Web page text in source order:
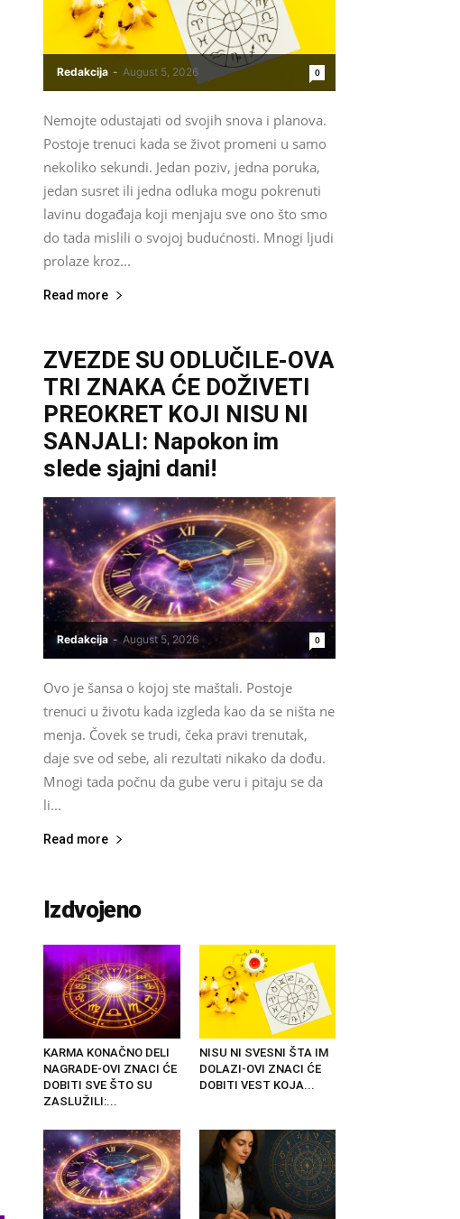
Redakcija - August 5, 2026 0
Nemojte odustajati od svojih snova i planova.
Postoje trenuci kada se život promeni u samo
nekoliko sekundi. Jedan poziv, jedna poruka,
jedan susret ili jedna odluka mogu pokrenuti
lavinu događaja koji menjaju sve ono što smo
do tada mislili o svojoj budućnosti. Mnogi ljudi
prolaze kroz...
Read more
ZVEZDE SU ODLUČILE-OVA
TRI ZNAKA ĆE DOŽIVETI
PREOKRET KOJI NISU NI
SANJALI: Napokon im
slede sjajni dani!
Redakcija - August 5, 2026 0
Ovo je šansa o kojoj ste maštali. Postoje
trenuci u životu kada izgleda kao da se ništa ne
menja. Čovek se trudi, čeka pravi trenutak,
daje sve od sebe, ali rezultati nikako da dođu.
Mnogi tada počnu da gube veru i pitaju se da
li...
Read more
Izdvojeno
KARMA KONAČNO DELI
NAGRADE-OVI ZNACI ĆE
DOBITI SVE ŠTO SU
ZASLUŽILI:...
NISU NI SVESNI ŠTA IM
DOLAZI-OVI ZNACI ĆE
DOBITI VEST KOJA...